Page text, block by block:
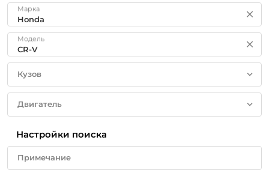
Марка
Модель
Кузов
Двигатель
Настройки поиска
Примечание